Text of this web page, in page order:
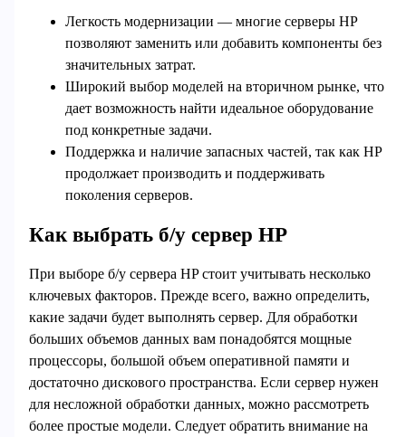
Легкость модернизации — многие серверы HP
позволяют заменить или добавить компоненты без
значительных затрат.
Широкий выбор моделей на вторичном рынке, что
дает возможность найти идеальное оборудование
под конкретные задачи.
Поддержка и наличие запасных частей, так как HP
продолжает производить и поддерживать
поколения серверов.
Как выбрать б/у сервер HP
При выборе б/у сервера HP стоит учитывать несколько
ключевых факторов. Прежде всего, важно определить,
какие задачи будет выполнять сервер. Для обработки
больших объемов данных вам понадобятся мощные
процессоры, большой объем оперативной памяти и
достаточно дискового пространства. Если сервер нужен
для несложной обработки данных, можно рассмотреть
более простые модели. Следует обратить внимание на